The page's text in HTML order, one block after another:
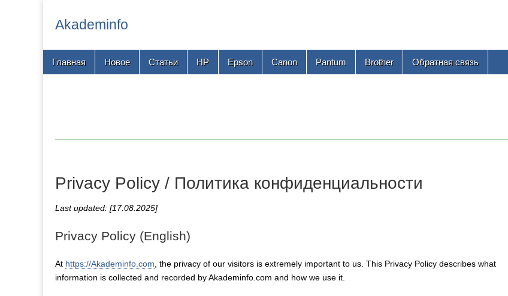
Akademinfo
Main
Skip
Главная Новое Статьи HP Epson Canon Pantum Brother Обратная связь
Privacy Policy / Политика конфиденциальности
Last updated: [17.08.2025]
Privacy Policy (English)
At https://Akademinfo.com , the privacy of our visitors is extremely important to us. This Privacy Policy describes what
information is collected and recorded by Akademinfo.com and how we use it.